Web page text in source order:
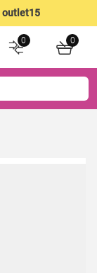
outlet15
0 0